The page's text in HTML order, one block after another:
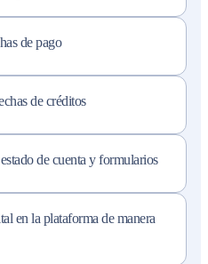
de pago
de créditos
de cuenta y formularios
en la plataforma de manera